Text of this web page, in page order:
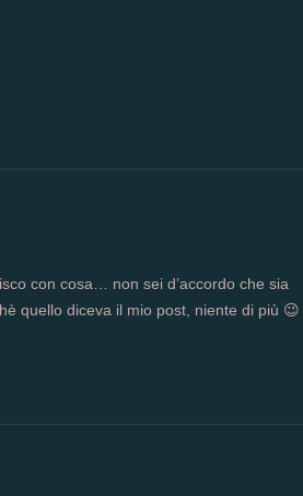
con cosa… non sei d’accordo che sia
quello diceva il mio post, niente di più 😉